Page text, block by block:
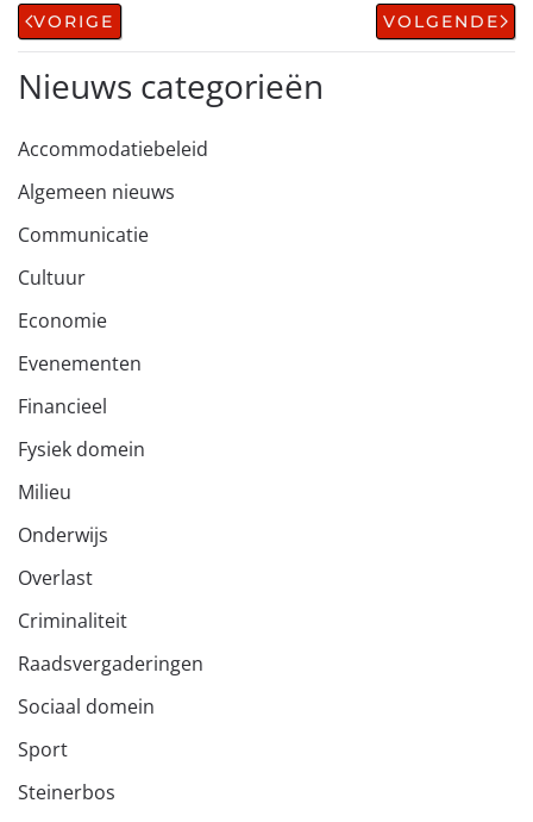
VORIGE VOLGENDE
Nieuws categorieën
Accommodatiebeleid
Algemeen nieuws
Communicatie
Cultuur
Economie
Evenementen
Financieel
Fysiek domein
Milieu
Onderwijs
Overlast
Criminaliteit
Raadsvergaderingen
Sociaal domein
Sport
Steinerbos